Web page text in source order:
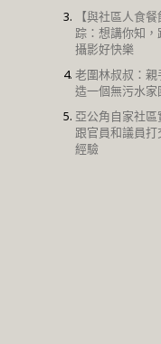
【與社區人食
踪：想講你知
攝影好快樂
老圍林叔叔：
造一個無污水家
亞公角自家社
跟官員和議員
經驗